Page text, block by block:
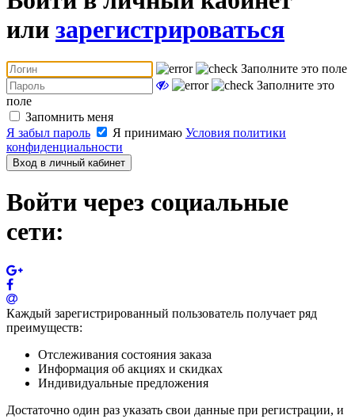
или зарегистрироваться
Заполните это поле
Заполните это
поле
Запомнить меня
Я забыл пароль
Я принимаю Условия политики
конфиденциальности
Вход в личный кабинет
Войти через социальные
сети:
Каждый зарегистрированный пользователь получает ряд
преимуществ:
Отслеживания состояния заказа
Информация об акциях и скидках
Индивидуальные предложения
Достаточно один раз указать свои данные при регистрации, и